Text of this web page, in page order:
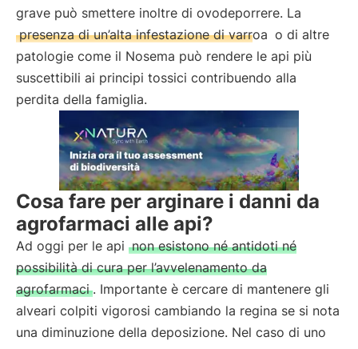
grave può smettere inoltre di ovodeporrere. La
presenza di un’alta infestazione di varroa o di altre
patologie come il Nosema può rendere le api più
suscettibili ai principi tossici contribuendo alla
perdita della famiglia.
Cosa fare per arginare i danni da
agrofarmaci alle api?
Ad oggi per le api non esistono né antidoti né
possibilità di cura per l’avvelenamento da
agrofarmaci . Importante è cercare di mantenere gli
alveari colpiti vigorosi cambiando la regina se si nota
una diminuzione della deposizione. Nel caso di uno